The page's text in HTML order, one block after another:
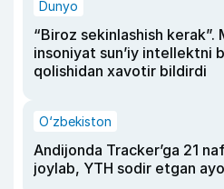
Dunyo
“Biroz sekinlashish kerak”.
insoniyat sun’iy intellektni
qolishidan xavotir bildirdi
O‘zbekiston
Andijonda Tracker’ga 21
joylab, YTH sodir etgan